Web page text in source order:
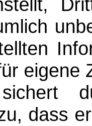
eigene
dass